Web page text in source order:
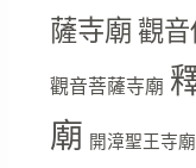
薩寺廟觀
觀音菩薩寺廟
廟 開漳聖王寺廟